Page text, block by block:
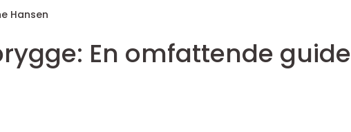
Hansen
En omfattende guide